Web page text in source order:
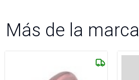
Más de la marca